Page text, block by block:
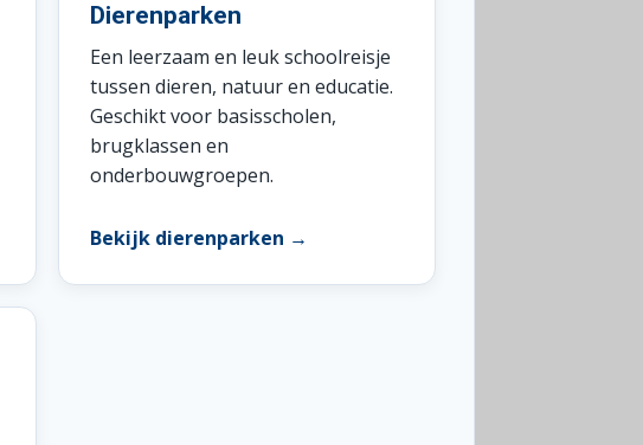
Dierenparken
Een leerzaam en leuk schoolreisje
tussen dieren, natuur en educatie.
Geschikt voor basisscholen,
brugklassen en
onderbouwgroepen.
Bekijk dierenparken →